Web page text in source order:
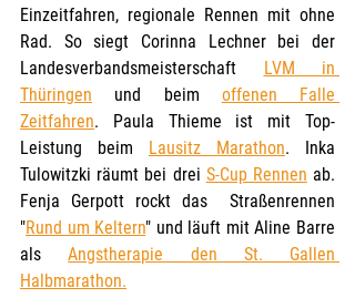
Einzeitfahren, regionale Rennen mit ohne
Rad. So siegt Corinna Lechner bei der
Landesverbandsmeisterschaft LVM in
Thüringen und beim offenen Falle
Zeitfahren. Paula Thieme ist mit Top-
Leistung beim Lausitz Marathon. Inka
Tulowitzki räumt bei drei S-Cup Rennen ab.
Fenja Gerpott rockt das  Straßenrennen
"Rund um Keltern" und läuft mit Aline Barre
als Angstherapie den St. Gallen
Halbmarathon.